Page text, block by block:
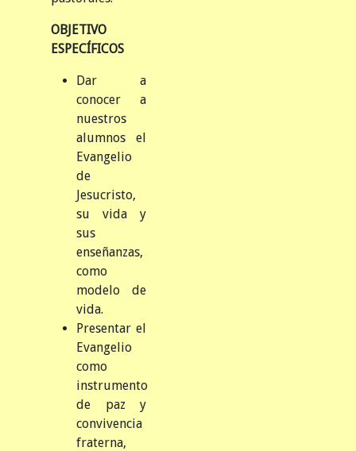
OBJETIVO
ESPECÍFICOS
Dar a
conocer a
nuestros
alumnos el
Evangelio
de
Jesucristo,
su vida y
sus
enseñanzas,
como
modelo de
vida.
Presentar el
Evangelio
como
instrumento
de paz y
convivencia
fraterna,